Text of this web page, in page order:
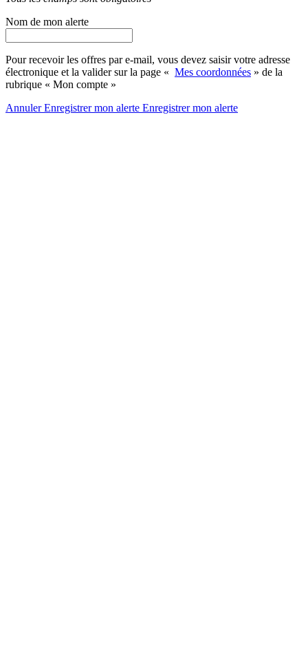
Nom de mon alerte
Pour recevoir les offres par e-mail, vous devez saisir votre adresse
électronique et la valider sur la page « Mes coordonnées » de la
rubrique « Mon compte »
AnnulerEnregistrer mon alerte Enregistrermon alerte